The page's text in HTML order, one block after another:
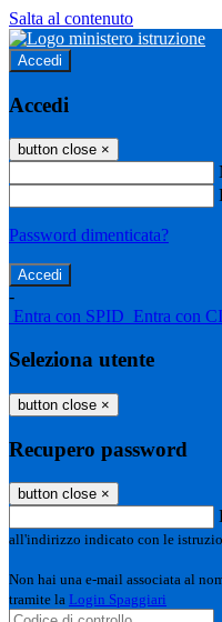
Salta al contenuto
Accedi
Accedi
button close ×
Password dimenticata?
-
Entra con SPID Entra con
Seleziona utente
button close ×
Recupero password
button close ×
all'indirizzo indicato con le
Non hai una e-mail associata al
tramite la Login Spaggiari